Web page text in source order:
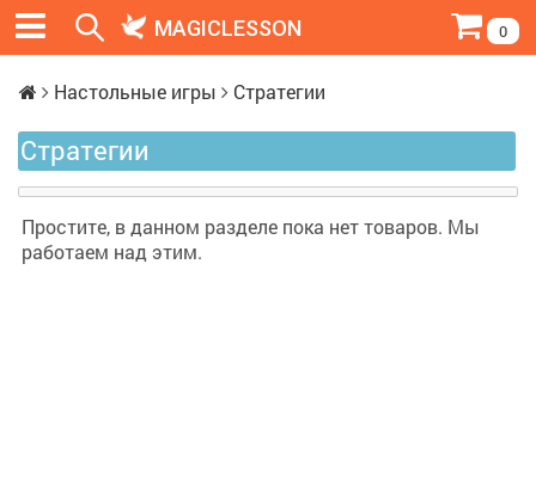
MAGICLESSON 0
Настольные игры Стратегии
Стратегии
Простите, в данном разделе пока нет товаров. Мы
работаем над этим.